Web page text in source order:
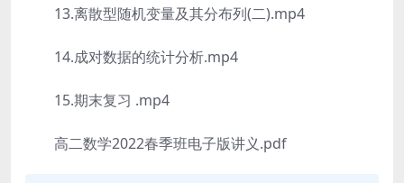
13.离散型随机变量及其分布列(二).mp4
14.成对数据的统计分析.mp4
15.期末复习 .mp4
高二数学2022春季班电子版讲义.pdf